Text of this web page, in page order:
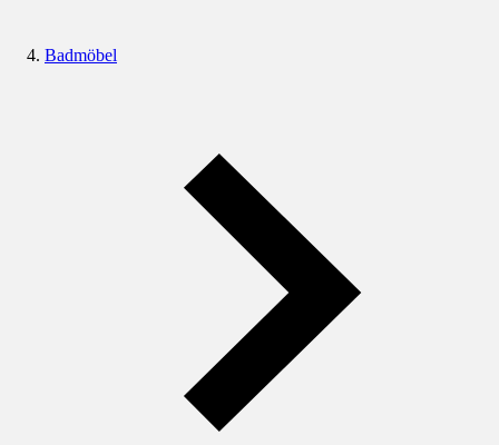
Badmöbel